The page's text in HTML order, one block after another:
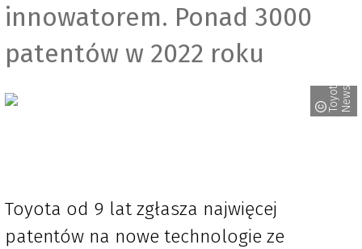
innowatorem. Ponad 3000
patentów w 2022 roku
T
o
y
ot
a
N
e
ws
Toyota od 9 lat zgłasza najwięcej
patentów na nowe technologie ze